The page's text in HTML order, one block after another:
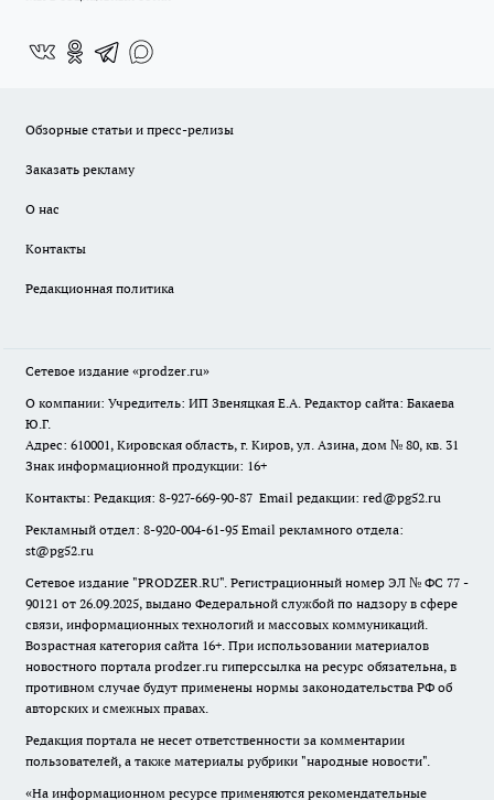
Обзорные статьи и пресс-релизы
Заказать рекламу
О нас
Контакты
Редакционная политика
Сетевое издание «prodzer.ru»
О компании: Учредитель: ИП Звеняцкая Е.А. Редактор сайта: Бакаева
Ю.Г.
Адрес: 610001, Кировская область, г. Киров, ул. Азина, дом № 80, кв. 31
Знак информационной продукции: 16+
Контакты: Редакция: 8-927-669-90-87 Email редакции: red@pg52.ru
Рекламный отдел: 8-920-004-61-95 Email рекламного отдела:
st@pg52.ru
Сетевое издание "PRODZER.RU". Регистрационный номер ЭЛ № ФС 77 -
90121 от 26.09.2025, выдано Федеральной службой по надзору в сфере
связи, информационных технологий и массовых коммуникаций.
Возрастная категория сайта 16+. При использовании материалов
новостного портала prodzer.ru гиперссылка на ресурс обязательна, в
противном случае будут применены нормы законодательства РФ об
авторских и смежных правах.
Редакция портала не несет ответственности за комментарии
пользователей, а также материалы рубрики "народные новости".
«На информационном ресурсе применяются рекомендательные